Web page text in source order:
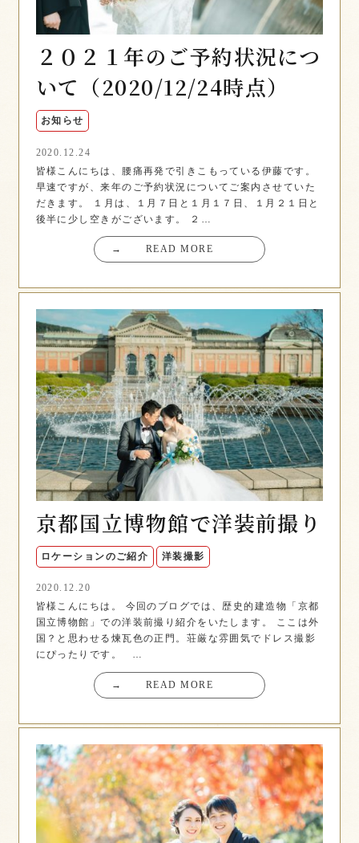
２０２１年のご予約状況につ
いて（2020/12/24時点）
お知らせ
2020.12.24
皆様こんにちは、腰痛再発で引きこもっている伊藤です。
早速ですが、来年のご予約状況についてご案内させていた
だきます。 １月は、１月７日と１月１７日、１月２１日と
後半に少し空きがございます。 ２…
→ READ MORE
京都国立博物館で洋装前撮り
ロケーションのご紹介 洋装撮影
2020.12.20
皆様こんにちは。 今回のブログでは、歴史的建造物「京都
国立博物館」での洋装前撮り紹介をいたします。 ここは外
国？と思わせる煉瓦色の正門。荘厳な雰囲気でドレス撮影
にぴったりです。 …
→ READ MORE